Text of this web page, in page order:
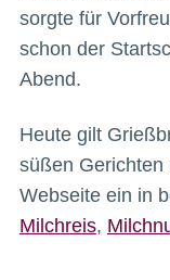
sorgte für
schon der
Abend.
Heute gilt
süßen Gerichten
Webseite ein in
Milchreis,